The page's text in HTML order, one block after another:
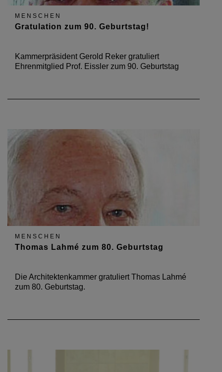
MENSCHEN
Gratulation zum 90. Geburtstag!
Kammerpräsident Gerold Reker gratuliert
Ehrenmitglied Prof. Eissler zum 90. Geburtstag
MENSCHEN
Thomas Lahmé zum 80. Geburtstag
Die Architektenkammer gratuliert Thomas Lahmé
zum 80. Geburtstag.